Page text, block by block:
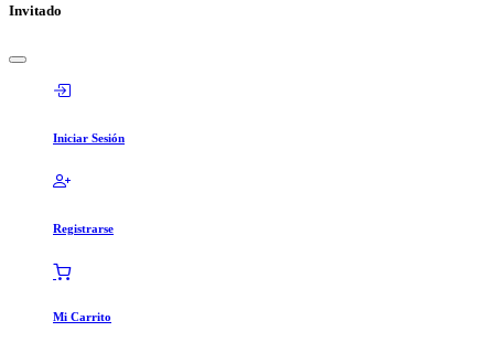
Invitado
Iniciar Sesión
Registrarse
Mi Carrito